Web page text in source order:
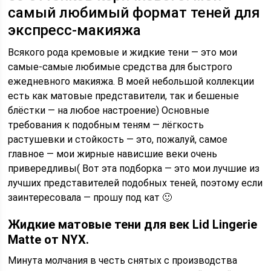
самый любимый формат теней для
экспресс-макияжа
Всякого рода кремовые и жидкие тени — это мои
самые-самые любимые средства для быстрого
ежедневного макияжа. В моей небольшой коллекции
есть как матовые представители, так и бешеные
блёстки — на любое настроение) Основные
требования к подобным теням — лёгкость
растушевки и стойкость — это, пожалуй, самое
главное — мои жирные нависшие веки очень
привередливы( Вот эта подборка — это мои лучшие из
лучших представителей подобных теней, поэтому если
заинтересовала — прошу под кат 🙂
Жидкие матовые тени для век Lid Lingerie
Matte от NYX.
Минута молчания в честь снятых с производства